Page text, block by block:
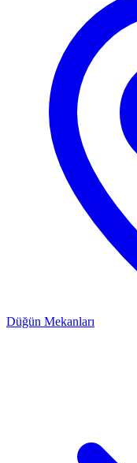
Düğün Mekanları